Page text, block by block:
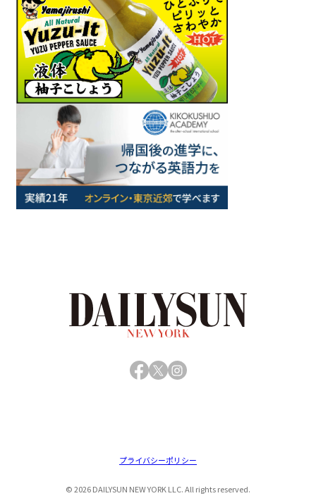
Facebook
X Instagram
© 2026 DAILYSUN NEW YORK LLC. All rights reserved.
プライバシーポリシー